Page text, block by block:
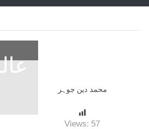
محمد دین جوہر
Views: 57